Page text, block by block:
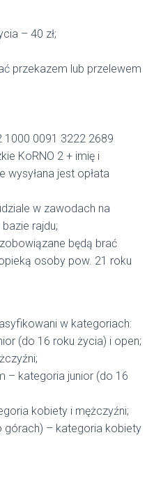
– 40 zł;
przekazem lub przelewem
1000 0091 3222 2689
KoRNO 2 + imię i
jest opłata
w zawodach na
rajdu;
będą brać
osoby pow. 21 roku
w kategoriach:
(do 16 roku życia) i open;
– kategoria junior (do 16
kobiety i mężczyźni;
górach) – kategoria kobiety